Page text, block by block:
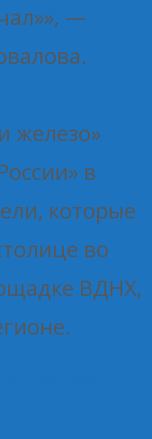
—
железо»
в
которые
во
ВДНХ,